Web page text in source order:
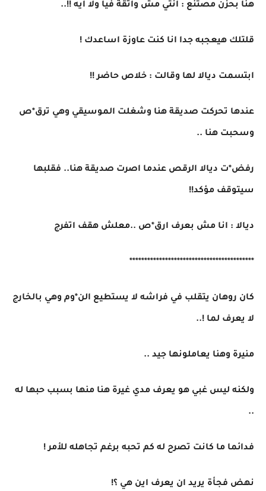
هنا بحزن مصتنع : انتي مش واثقة فيا ولا ايه !!..
قلتلك هيعجبه جدا انا كنت عاوزة اساعدك !
ابتسمت ديالا لها وقالت : خلاص حاضر !!
عندها تحركت صديقة هنا وشغلت الموسيقي وهي ترق*ص
وسحبت هنا ..
رفض*ت ديالا الرقص عندما اصرت صديقة هنا.. فقلبها
سيتوقف مؤكد!!
ديالا : انا مش بعرف ارق*ص ..معلش هقف اتفرج
******************************************
كان روهان يتقلب في فراشه لا يستطيع الن*وم وهي بالخارج
لا يعرف لما !..
منيرة وهنا يعاملونها جيد ..
ولكنه ليس غبي هو يعرف مدي غيرة هنا منها بسبب حبها له
..
فدائما ما كانت تصرح له كم تحبه برغم تجاهله للأمر !
نهض فجأة يريد ان يعرف اين هي ؟!